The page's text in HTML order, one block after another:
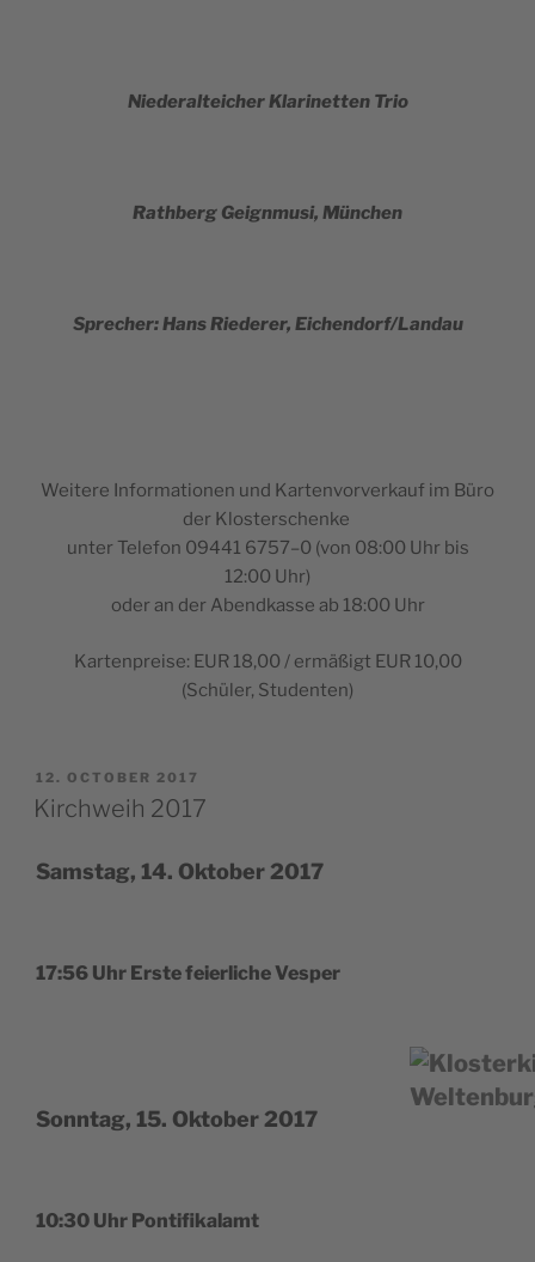
Nie­de­ral­te­ic­her Kla­ri­net­ten Trio
Rat­hberg Gei­g­n­mu­si, München
Sprec­her: Hans Rie­de­rer, Eichendorf/Landau
Wei­te­re Infor­ma­ti­o­nen und Kar­ten­vor­ver­ka­uf im Büro
der Klosterschenke
unter Tele­fon 09441 6757–0 (von 08:00 Uhr bis
12:00 Uhr)
oder an der Abend­kas­se ab 18:00 Uhr
Kar­ten­pre­i­se: EUR 18,00 / ermäßigt EUR 10,00
(Schüler, Studenten)
POSTED
ON
12. OCTOBER 2017
Kirchweih 2017
Samstag, 14. Oktober 2017
17:56 Uhr Ers­te fei­er­lic­he Vesper
Sonntag, 15. Oktober 2017
10:30 Uhr Pontifikalamt